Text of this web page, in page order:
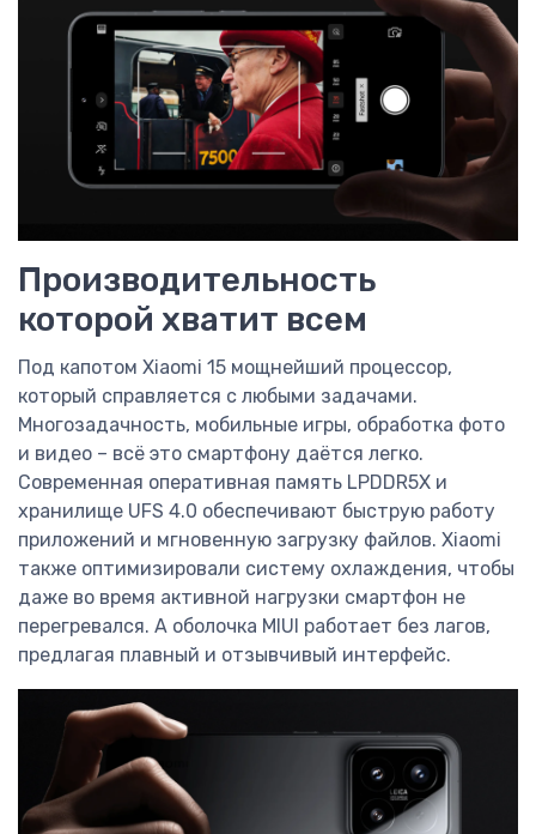
Производительность
которой хватит всем
Под капотом Xiaomi 15 мощнейший процессор,
который справляется с любыми задачами.
Многозадачность, мобильные игры, обработка фото
и видео – всё это смартфону даётся легко.
Современная оперативная память LPDDR5X и
хранилище UFS 4.0 обеспечивают быструю работу
приложений и мгновенную загрузку файлов. Xiaomi
также оптимизировали систему охлаждения, чтобы
даже во время активной нагрузки смартфон не
перегревался. А оболочка MIUI работает без лагов,
предлагая плавный и отзывчивый интерфейс.